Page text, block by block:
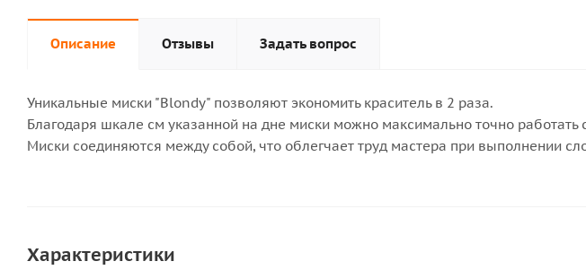
Описание Отзывы Задать вопрос
Уникальные миски "Blondy" позволяют экономить краситель в 2 раза.
Благодаря шкале см указанной на дне миски можно максимально точно
Миски соединяются между собой, что облегчает труд мастера при выполнении
Характеристики